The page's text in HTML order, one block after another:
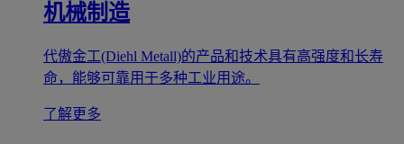
机械制造
代傲金工(Diehl Metall)的产品和技术具有高强度和长寿
命，能够可靠用于多种工业用途。
了解更多